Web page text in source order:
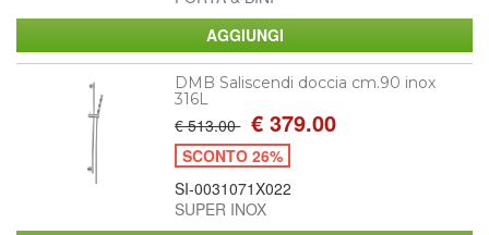
DMB Saliscendi doccia cm.90 inox
316L
€ 513.00 € 379.00
SCONTO 26%
SI-0031071X022
SUPER INOX